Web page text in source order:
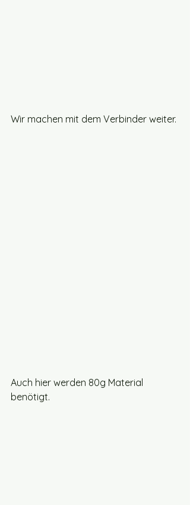
Wir machen mit dem Verbinder weiter.
Auch hier werden 80g Material
benötigt.